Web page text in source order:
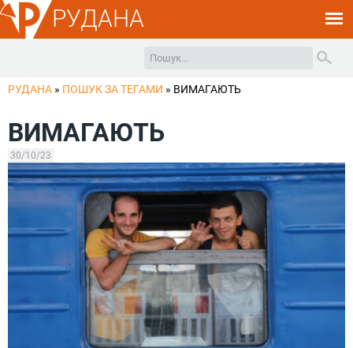
РУДАНА
РУДАНА » ПОШУК ЗА ТЕГАМИ » ВИМАГАЮТЬ
ВИМАГАЮТЬ
30/10/23